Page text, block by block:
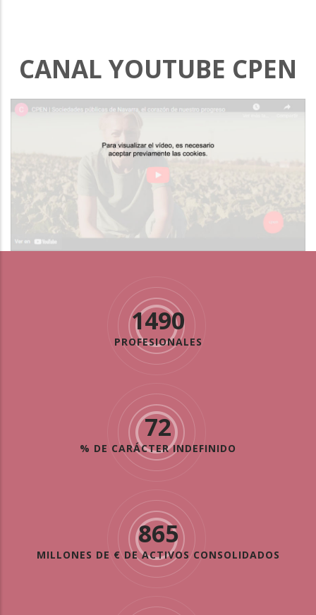
CANAL YOUTUBE CPEN
1490
PROFESIONALES
72
% DE CARÁCTER INDEFINIDO
865
MILLONES DE € DE ACTIVOS CONSOLIDADOS